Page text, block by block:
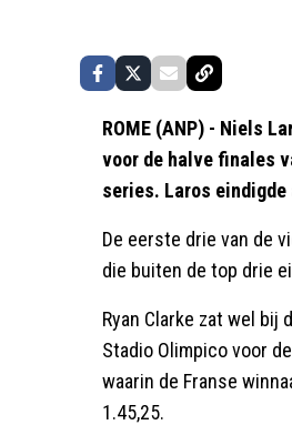
ROME (ANP) - Niels
voor de halve finales
series. Laros
De eerste drie van de
die buiten de top drie
Ryan Clarke zat wel
Stadio Olimpico voor
waarin de Franse
1.45,25.